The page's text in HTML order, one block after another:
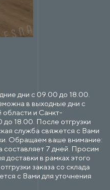
дни с 09.00 до 18.00.
в выходные дни с
и Санкт-
18.00. После отгрузки
служба свяжется с Вами
Обращаем ваше внимание:
составляет 7 дней. Просим
доставки в рамках этого
заказа со склада
с Вами для уточнения